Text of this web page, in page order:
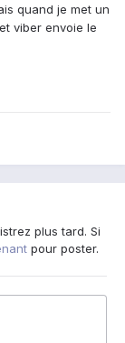
quand je met un
viber envoie le
plus tard. Si
pour poster.